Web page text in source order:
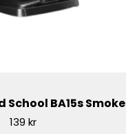
BA15s Smoke
139 kr